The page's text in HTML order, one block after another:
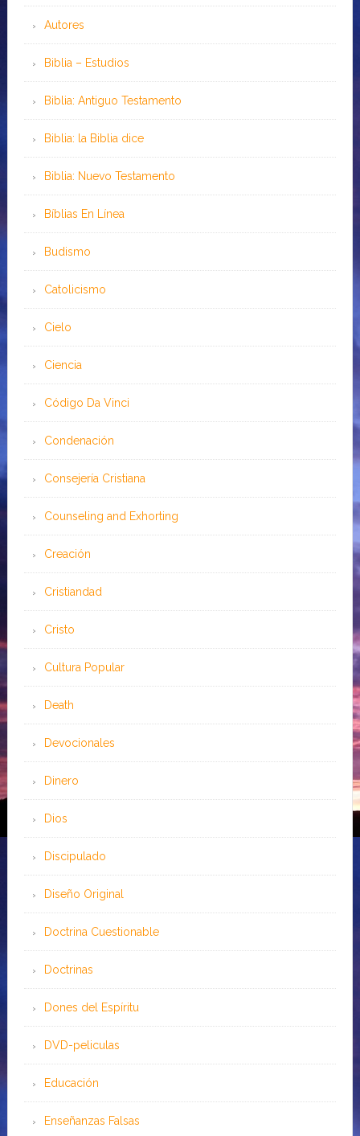
Autores
Biblia – Estudios
Biblia: Antiguo Testamento
Biblia: la Biblia dice
Biblia: Nuevo Testamento
Bíblias En Línea
Budismo
Catolicismo
Cielo
Ciencia
Código Da Vinci
Condenación
Consejería Cristiana
Counseling and Exhorting
Creación
Cristiandad
Cristo
Cultura Popular
Death
Devocionales
Dinero
Dios
Discipulado
Diseño Original
Doctrina Cuestionable
Doctrinas
Dones del Espíritu
DVD-peliculas
Educación
Enseñanzas Falsas